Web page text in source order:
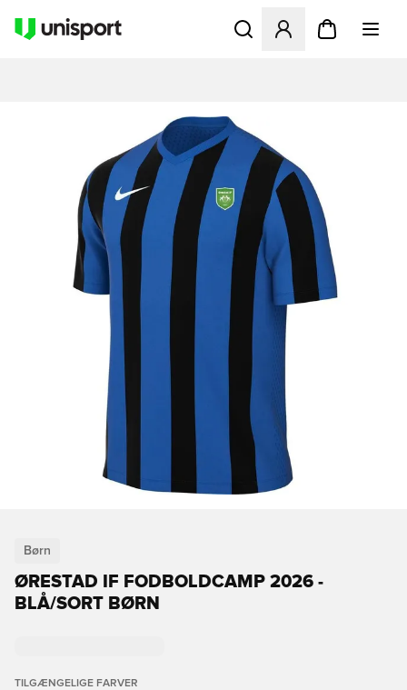
Åbner en Modal til at
Børn
ØRESTAD IF FODBOLDCAMP 2026 -
BLÅ/SORT BØRN
TILGÆNGELIGE FARVER